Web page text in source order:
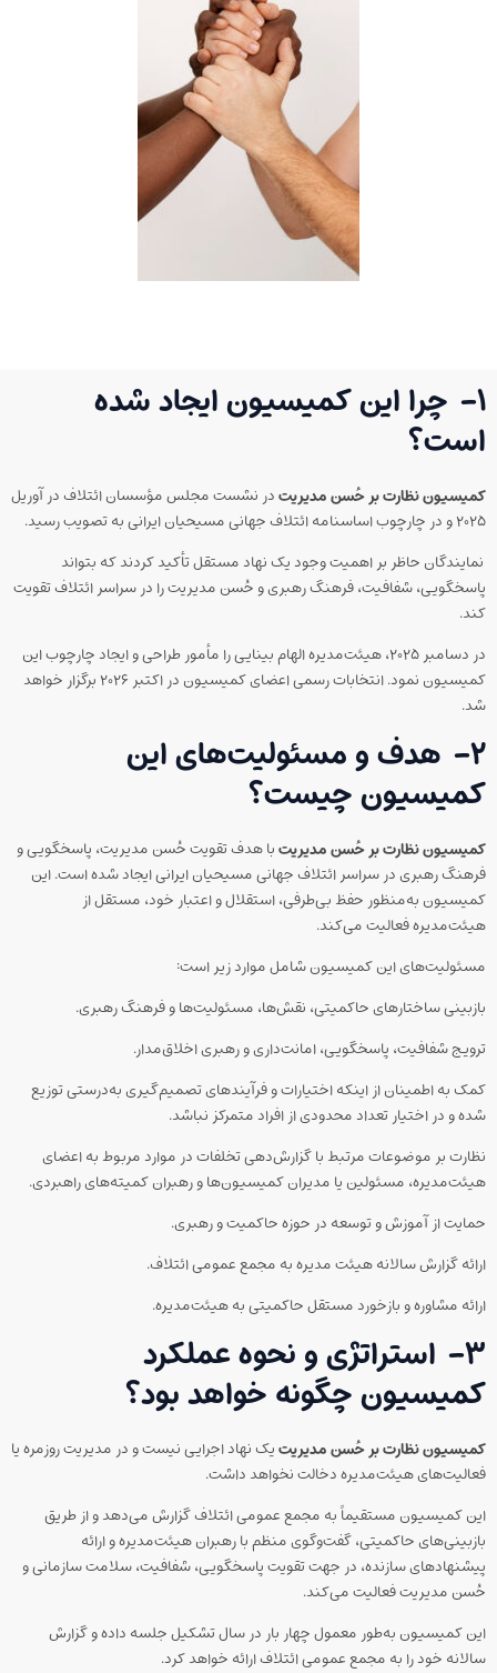
۱- چرا این کمیسیون ایجاد شده
است؟
کمیسیون نظارت بر حُسن مدیریتدر نشست مجلس مؤسسان ائتلاف در آوریل
۲۰۲۵ و در چارچوب اساسنامه ائتلاف جهانی مسیحیان ایرانی به تصویب رسید.
نمایندگان حاظر بر اهمیت وجود یک نهاد مستقل تأکید کردند که بتواند
پاسخگویی، شفافیت، فرهنگ رهبری و حُسن مدیریت را در سراسر ائتلاف تقویت
کند.
در دسامبر ۲۰۲۵، هیئت‌مدیره الهام بینایی را مأمور طراحی و ایجاد چارچوب این
کمیسیون نمود. انتخابات رسمی اعضای کمیسیون در اکتبر ۲۰۲۶ برگزار خواهد
شد.
۲- هدف و مسئولیت‌های این
کمیسیون چیست؟
کمیسیون نظارت بر حُسن مدیریتبا هدف تقویت حُسن مدیریت، پاسخگویی و
فرهنگ رهبری در سراسر ائتلاف جهانی مسیحیان ایرانی ایجاد شده است. این
کمیسیون به‌منظور حفظ بی‌طرفی، استقلال و اعتبار خود، مستقل از
هیئت‌مدیره فعالیت می‌کند.
مسئولیت‌های این کمیسیون شامل موارد زیر است:
بازبینی ساختارهای حاکمیتی، نقش‌ها، مسئولیت‌ها و فرهنگ رهبری.
ترویج شفافیت، پاسخگویی، امانت‌داری و رهبری اخلاق‌مدار.
کمک به اطمینان از اینکه اختیارات و فرآیندهای تصمیم‌گیری به‌درستی توزیع
شده و در اختیار تعداد محدودی از افراد متمرکز نباشد.
نظارت بر موضوعات مرتبط با گزارش‌دهی تخلفات در موارد مربوط به اعضای
هیئت‌مدیره، مسئولین یا مدیران کمیسیون‌ها و رهبران کمیته‌های راهبردی.
حمایت از آموزش و توسعه در حوزه حاکمیت و رهبری.
ارائه گزارش سالانه هیئت مدیره به مجمع عمومی ائتلاف.
ارائه مشاوره و بازخورد مستقل حاکمیتی به هیئت‌مدیره.
۳- استراتژی و نحوه عملکرد
کمیسیون چگونه خواهد بود؟
کمیسیون نظارت بر حُسن مدیریتیک نهاد اجرایی نیست و در مدیریت روزمره یا
فعالیت‌های هیئت‌مدیره دخالت نخواهد داشت.
این کمیسیون مستقیماً به مجمع عمومی ائتلاف گزارش می‌دهد و از طریق
بازبینی‌های حاکمیتی، گفت‌وگوی منظم با رهبران هیئت‌مدیره و ارائه
پیشنهادهای سازنده، در جهت تقویت پاسخگویی، شفافیت، سلامت سازمانی و
حُسن مدیریت فعالیت می‌کند.
این کمیسیون به‌طور معمول چهار بار در سال تشکیل جلسه داده و گزارش
سالانه خود را به مجمع عمومی ائتلاف ارائه خواهد کرد.